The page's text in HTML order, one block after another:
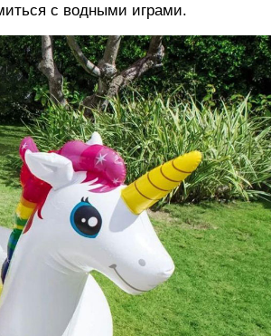
с водными играми.